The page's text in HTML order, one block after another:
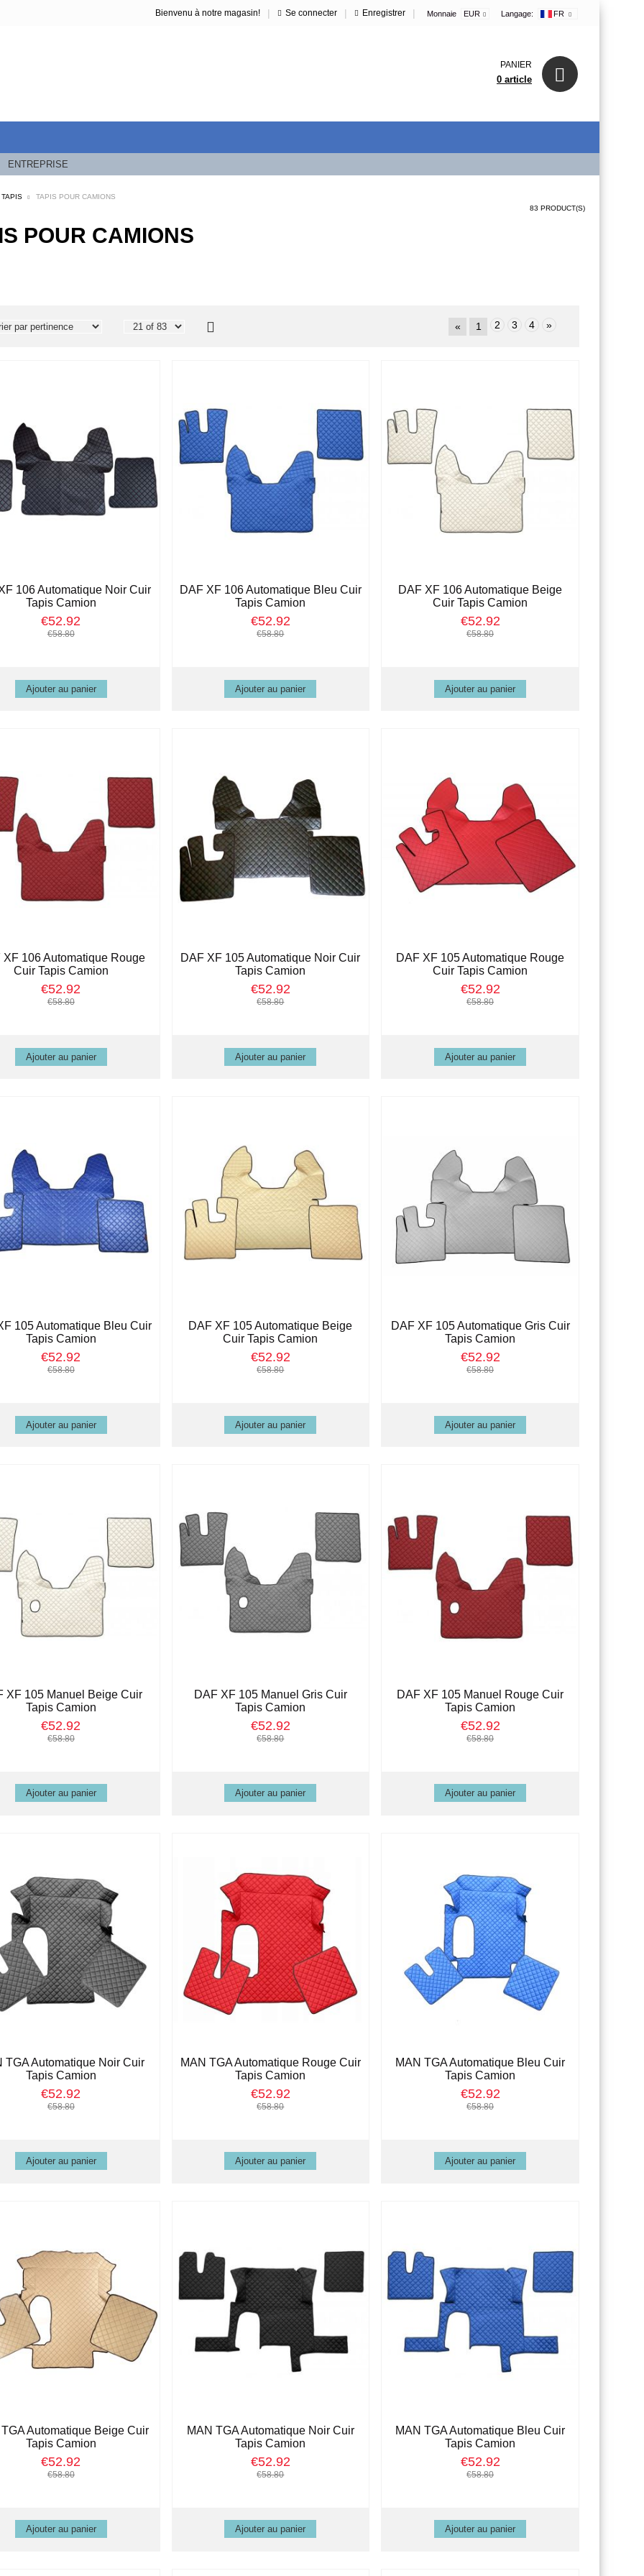
Bienvenu à notre magasin! | Se connecter | Enregistrer | Monnaie EUR Langage: FR
PANIER
0 article
ENTREPRISE
TAPIS
TAPIS POUR CAMIONS
83 PRODUCT(S)
POUR CAMIONS
« 1 2 3 4 »
106 Automatique Noir Cuir
Tapis Camion
€52.92
€58.80
DAF XF 106 Automatique Bleu Cuir
Tapis Camion
€52.92
€58.80
DAF XF 106 Automatique Beige
Cuir Tapis Camion
€52.92
€58.80
XF 106 Automatique Rouge
Cuir Tapis Camion
€52.92
€58.80
DAF XF 105 Automatique Noir Cuir
Tapis Camion
€52.92
€58.80
DAF XF 105 Automatique Rouge
Cuir Tapis Camion
€52.92
€58.80
105 Automatique Bleu Cuir
Tapis Camion
€52.92
€58.80
DAF XF 105 Automatique Beige
Cuir Tapis Camion
€52.92
€58.80
DAF XF 105 Automatique Gris Cuir
Tapis Camion
€52.92
€58.80
XF 105 Manuel Beige Cuir
Tapis Camion
€52.92
€58.80
DAF XF 105 Manuel Gris Cuir
Tapis Camion
€52.92
€58.80
DAF XF 105 Manuel Rouge Cuir
Tapis Camion
€52.92
€58.80
TGA Automatique Noir Cuir
Tapis Camion
€52.92
€58.80
MAN TGA Automatique Rouge Cuir
Tapis Camion
€52.92
€58.80
MAN TGA Automatique Bleu Cuir
Tapis Camion
€52.92
€58.80
Automatique Beige Cuir
Tapis Camion
€52.92
€58.80
MAN TGA Automatique Noir Cuir
Tapis Camion
€52.92
€58.80
MAN TGA Automatique Bleu Cuir
Tapis Camion
€52.92
€58.80